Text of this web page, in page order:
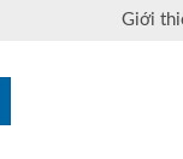
Giới